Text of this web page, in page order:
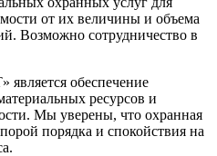
от их величины и объема
Возможно сотрудничество в
обеспечение
ресурсов и
Мы уверены, что охранная
порядка и спокойствия на